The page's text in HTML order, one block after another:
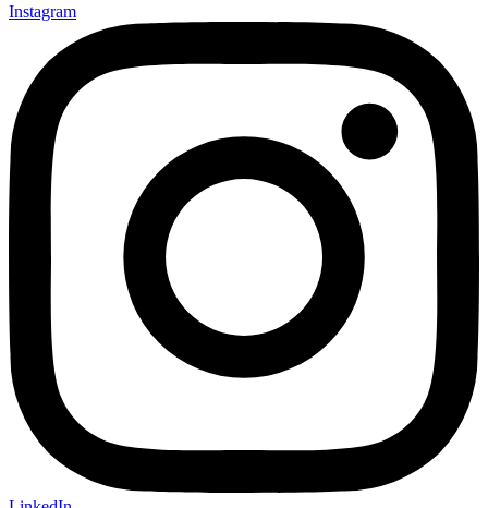
Instagram